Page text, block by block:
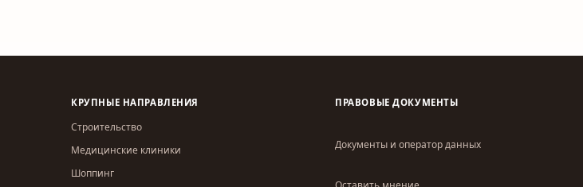
КРУПНЫЕ НАПРАВЛЕНИЯ
Строительство
Медицинские клиники
Шоппинг
ПРАВОВЫЕ ДОКУМЕНТЫ
Документы и оператор данных